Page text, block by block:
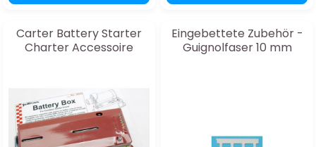
Carter Battery Starter
Charter Accessoire
Eingebettete Zubehör -
Guignolfaser 10 mm